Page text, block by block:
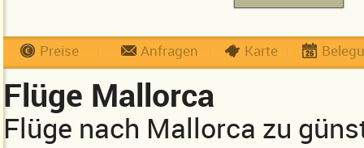
Preise Anfragen Karte
Flüge Mallorca
Flüge nach Mallorca zu